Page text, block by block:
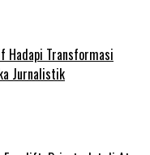
Hadapi Transformasi
Jurnalistik